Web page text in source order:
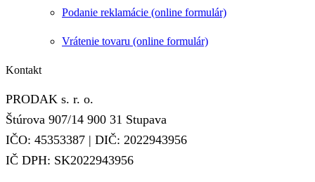
Podanie reklamácie (online formulár)
Vrátenie tovaru (online formulár)
Kontakt
PRODAK s. r. o.
Štúrova 907/14 900 31 Stupava
IČO: 45353387 | DIČ: 2022943956
IČ DPH: SK2022943956